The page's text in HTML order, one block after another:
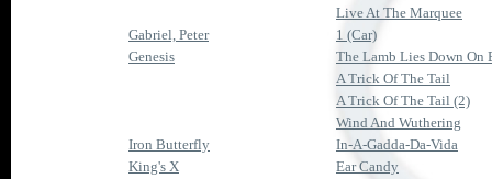
Live At The Marquee
Gabriel, Peter
1 (Car)
Genesis
The Lamb Lies Down On
A Trick Of The Tail
A Trick Of The Tail (2)
Wind And Wuthering
Iron Butterfly
In-A-Gadda-Da-Vida
King's X
Ear Candy